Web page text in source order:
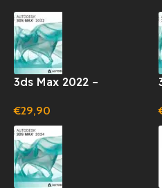
3ds Max 2022 –
LICENZA 1 ANNO
(WINDOWS)
€29,90